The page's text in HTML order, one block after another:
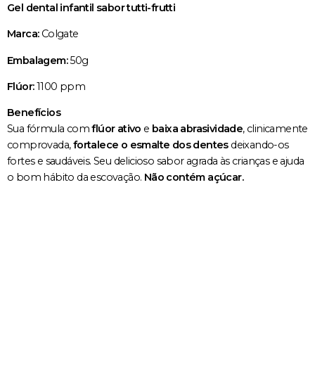
Gel dental infantil sabor tutti-frutti
Marca:Colgate
Embalagem:50g
Flúor:1100 ppm
Benefícios
Sua fórmula comflúor ativo e baixa abrasividade, clinicamente
comprovada,fortalece o esmalte dos dentesdeixando-os
fortes e saudáveis. Seu delicioso sabor agrada às crianças e ajuda
o bom hábito da escovação. Não contém açúcar.